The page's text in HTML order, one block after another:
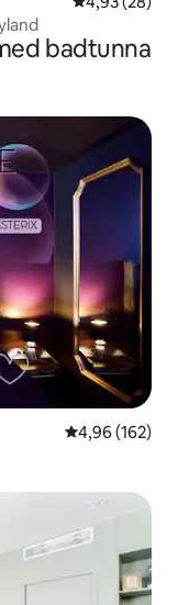
badtunna
4,96 av 5 i
4,96 (162)